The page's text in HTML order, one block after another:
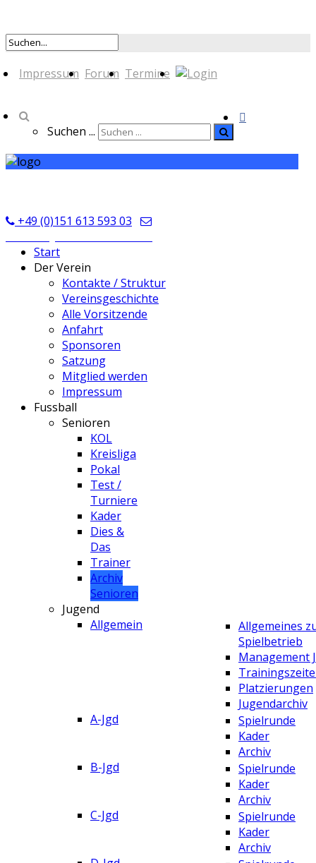
Impressum Forum Termine
Suchen ...
+49 (0)151 613 593 03
Start
Der Verein
Kontakte / Struktur
Vereinsgeschichte
Alle Vorsitzende
Anfahrt
Sponsoren
Satzung
Mitglied werden
Impressum
Fussball
Senioren
KOL
Kreisliga
Pokal
Test /
Turniere
Kader
Dies &
Das
Trainer
Archiv
Senioren
Jugend
Allgemein
Allgemeines
Spielbetrieb
Management
Platzierungen
Jugendarchiv
A-Jgd
Spielrunde
Kader
Archiv
B-Jgd
Spielrunde
Kader
Archiv
C-Jgd
Spielrunde
Kader
Archiv